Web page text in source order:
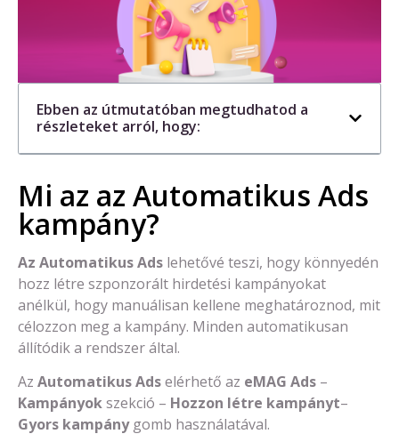
Ebben az útmutatóban megtudhatod a
részleteket arról, hogy:
Mi az az Automatikus Ads
kampány?
Az Automatikus Ads lehetővé teszi, hogy könnyedén
hozz létre szponzorált hirdetési kampányokat
anélkül, hogy manuálisan kellene meghatároznod, mit
célozzon meg a kampány. Minden automatikusan
állítódik a rendszer által.
Az Automatikus Adselérhető az eMAG Ads –
Kampányokszekció – Hozzon létre kampányt–
Gyors kampánygomb használatával.